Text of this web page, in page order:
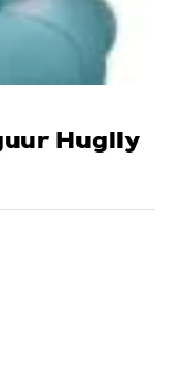
Huglly